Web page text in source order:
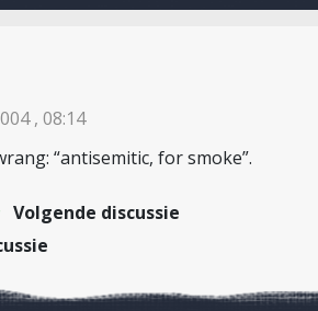
, 08:14
“antisemitic, for smoke”.
Volgende discussie